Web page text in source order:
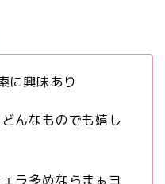
に興味あり
んなものでも嬉し
ラ多めならまぁヨ